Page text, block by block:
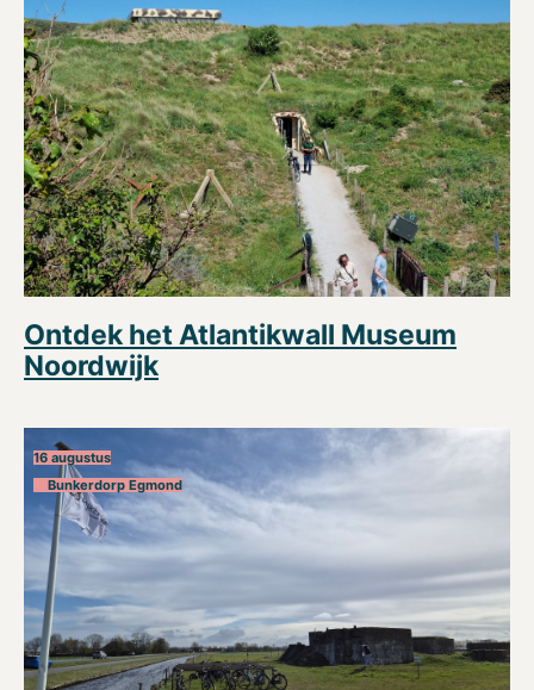
Ontdek het Atlantikwall Museum
Noordwijk
16 augustus
Bunkerdorp Egmond